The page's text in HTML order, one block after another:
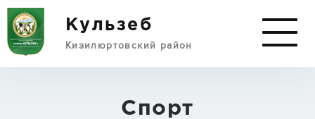
Кульзеб
Кизилюртовский район
АДМИНИСТРАЦИЯ
Спорт